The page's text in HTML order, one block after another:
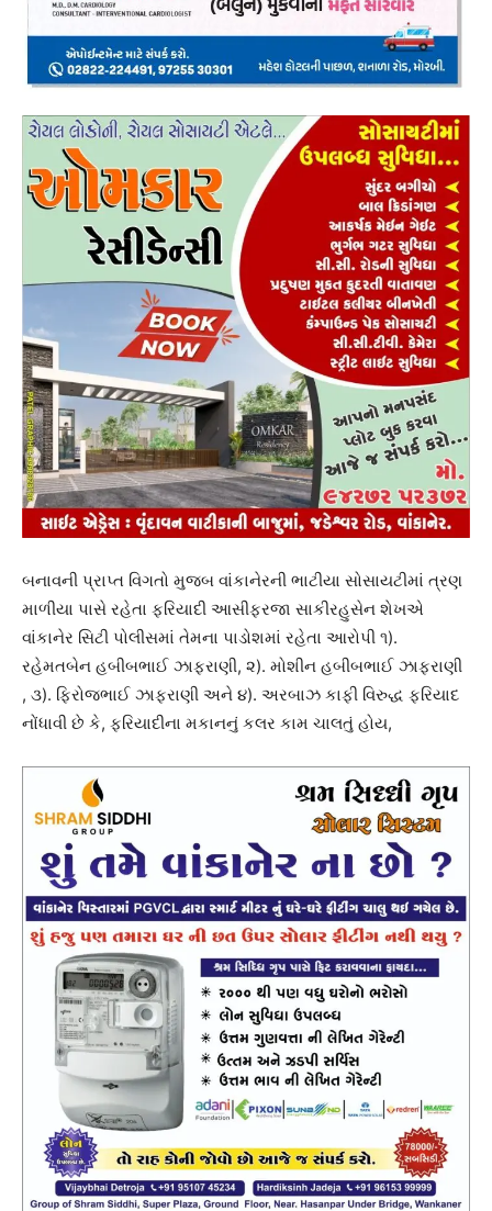
બનાવની પ્રાપ્ત વિગતો મુજબ વાંકાનેરની ભાટીયા સોસાયટીમાં ત્રણ
માળીયા પાસે રહેતા ફરિયાદી આસીફરજા સાકીરહુસેન શેખએ
વાંકાનેર સિટી પોલીસમાં તેમના પાડોશમાં રહેતા આરોપી ૧).
રહેમતબેન હબીબભાઈ ઝાફરાણી, ૨). મોશીન હબીબભાઈ ઝાફરાણી
, ૩). ફિરોજભાઈ ઝાફરાણી અને ૪). અરબાઝ કાફી વિરુદ્ધ ફરિયાદ
નોંધાવી છે કે, ફરિયાદીના મકાનનું કલર કામ ચાલતું હોય,